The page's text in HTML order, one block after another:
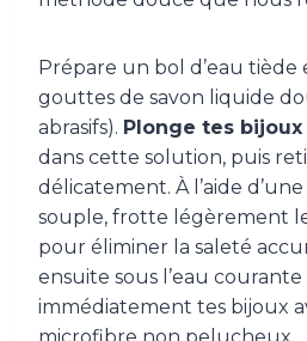
Prépare un bol d’eau
gouttes de savon liquide
abrasifs). Plonge tes
dans cette solution, puis
délicatement. À l’aide
souple, frotte légèrement
pour éliminer la saleté
ensuite sous l’eau
immédiatement tes bijoux